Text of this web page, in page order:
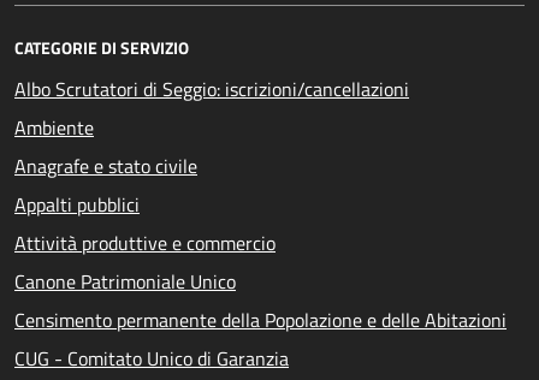
CATEGORIE DI SERVIZIO
Albo Scrutatori di Seggio: iscrizioni/cancellazioni
Ambiente
Anagrafe e stato civile
Appalti pubblici
Attività produttive e commercio
Canone Patrimoniale Unico
Censimento permanente della Popolazione e delle Abitazioni
CUG - Comitato Unico di Garanzia